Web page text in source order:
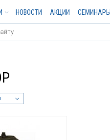
НОВОСТИ АКЦИИ СЕМИНАРЫ